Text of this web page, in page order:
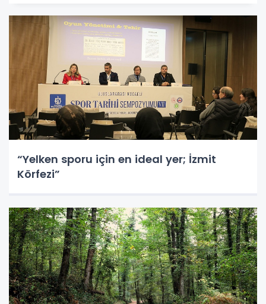
“Yelken sporu için en ideal yer; İzmit
Körfezi”